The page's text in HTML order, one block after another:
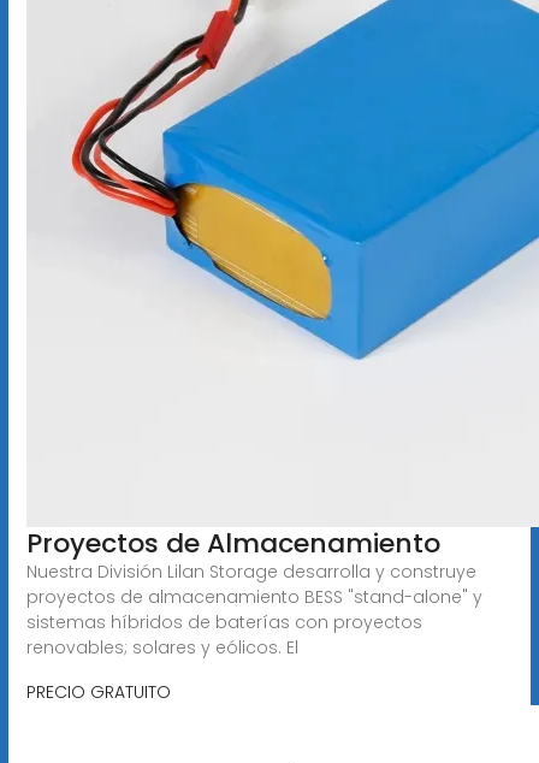
Proyectos de Almacenamiento
Nuestra División Lilan Storage desarrolla y construye
proyectos de almacenamiento BESS "stand-alone" y
sistemas híbridos de baterías con proyectos
renovables; solares y eólicos. El
PRECIO GRATUITO